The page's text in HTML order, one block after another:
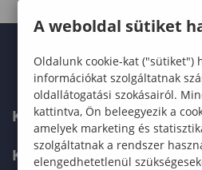
KARUNK
KÉPZÉSEK
A weboldal sütiket
Oldalunk cookie-kat ("sütiket")
információkat szolgáltatnak
oldallátogatási szokásairól.
kattintva, Ön beleegyezik a
amelyek marketing és
szolgáltatnak a rendszer
elengedhetetlenül